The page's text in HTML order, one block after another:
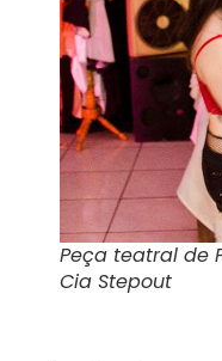
Peça teatral de
Cia Stepout